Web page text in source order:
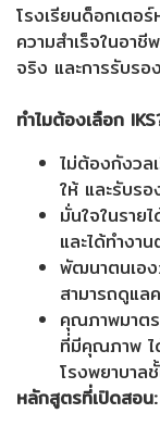
โรงเรียนด็อกเตอ
ความสำเร็จในอา
จริง และการรับร
ทำไมต้องเลือก
ไม่ต้องกังวล
ให้ และรับร
มั่นใจในราย
และได้ทำงา
พัฒนาตนเอง
สามารถดูแล
คุณภาพมาต
ที่มีคุณภาพ ไ
โรงพยาบาล
หลักสูตรที่เปิดสอน: